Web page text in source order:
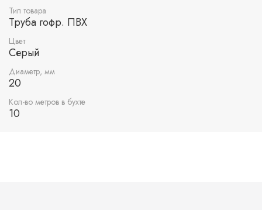
Тип товара
Труба гофр. ПВХ
Цвет
Серый
Диаметр, мм
20
Кол-во метров в бухте
10